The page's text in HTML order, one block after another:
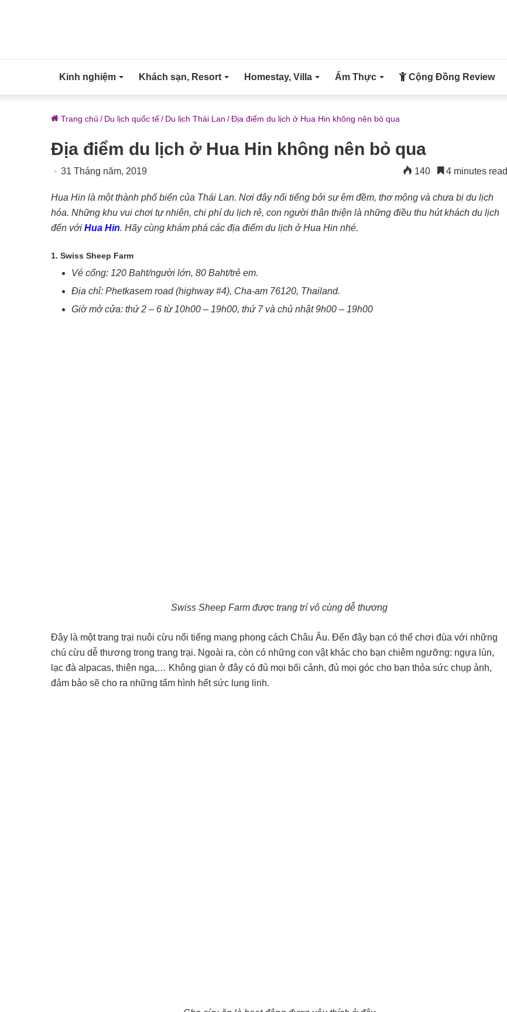
Kinh nghiệm Khách sạn, Resort Homestay, Villa Ẩm Thực Cộng Đồng Review
Trang chủ / Du lịch quốc tế/ Du lịch Thái Lan /Địa điểm du lịch ở Hua Hin không nên bỏ qua
Địa điểm du lịch ở Hua Hin không nên bỏ qua
31 Tháng năm, 2019 140 4 minutes read
Hua Hin là một thành phố biển của Thái Lan. Nơi đây nổi tiếng bởi sự êm đềm, thơ mộng và chưa bị du lịch
hóa. Những khu vui chơi tự nhiên, chi phí du lịch rẻ, con người thân thiện là những điều thu hút khách du lịch
đến với Hua Hin. Hãy cùng khám phá các địa điểm du lịch ở Hua Hin nhé.
1. Swiss Sheep Farm
Vé cổng: 120 Baht/người lớn, 80 Baht/trẻ em.
Địa chỉ: Phetkasem road (highway #4), Cha-am 76120, Thailand.
Giờ mở cửa: thứ 2 – 6 từ 10h00 – 19h00, thứ 7 và chủ nhật 9h00 – 19h00
Swiss Sheep Farm được trang trí vô cùng dễ thương
Đây là một trang trại nuôi cừu nổi tiếng mang phong cách Châu Âu. Đến đây bạn có thể chơi đùa với những
chú cừu dễ thương trong trang trại. Ngoài ra, còn có những con vật khác cho bạn chiêm ngưỡng: ngựa lùn,
lạc đà alpacas, thiên nga,… Không gian ở đây có đủ mọi bối cảnh, đủ mọi góc cho bạn thỏa sức chụp ảnh,
đảm bảo sẽ cho ra những tấm hình hết sức lung linh.